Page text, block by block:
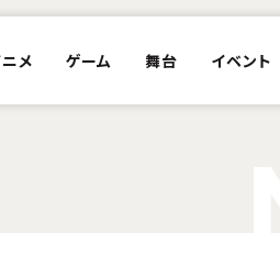
メ ゲーム 舞台 イベント